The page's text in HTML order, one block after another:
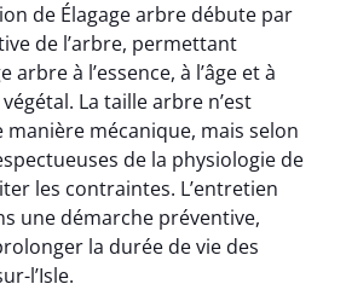
de Élagage arbre débute par
de l’arbre, permettant
arbre à l’essence, à l’âge et à
La taille arbre n’est
manière mécanique, mais selon
de la physiologie de
les contraintes. L’entretien
une démarche préventive,
la durée de vie des
l’Isle.